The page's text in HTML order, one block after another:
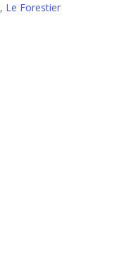
, Le Forestier